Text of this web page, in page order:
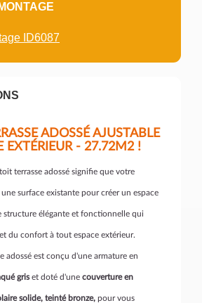
ID6087
ADOSSÉ AJUSTABLE
EXTÉRIEUR - 27.72M2 !
terrasse adossé signifie que votre
surface existante pour créer un espace
structure élégante et fonctionnelle qui
du confort à tout espace extérieur.
adossé est conçu d'une armature en
griset doté d'une couverture en
solide, teinté bronze, pour vous